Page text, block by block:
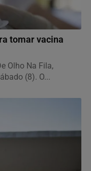
tomar vacina
Olho Na Fila,
(8). O...